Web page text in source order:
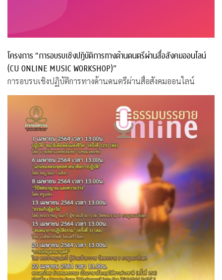
โครงการ “การอบรบเชิงปฏิบัติการทางด้านดนตรีผ่านสื่อสังคมออนไลน์
(CU ONLINE MUSIC WORKSHOP)”
การอบรบเชิงปฏิบัติการทางด้านดนตรีผ่านสื่อสังคมออนไลน์